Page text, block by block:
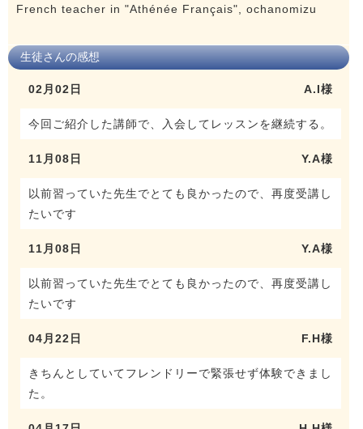
French teacher in "Athénée Français", ochanomizu
生徒さんの感想
02月02日 A.I様
今回ご紹介した講師で、入会してレッスンを継続する。
11月08日 Y.A様
以前習っていた先生でとても良かったので、再度受講し
たいです
11月08日 Y.A様
以前習っていた先生でとても良かったので、再度受講し
たいです
04月22日 F.H様
きちんとしていてフレンドリーで緊張せず体験できまし
た。